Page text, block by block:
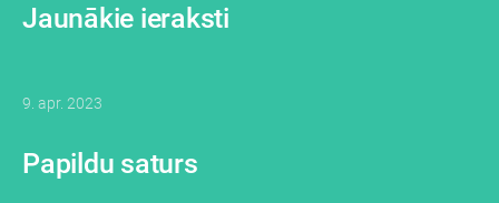
Jaunākie ieraksti
9. apr. 2023
Papildu saturs